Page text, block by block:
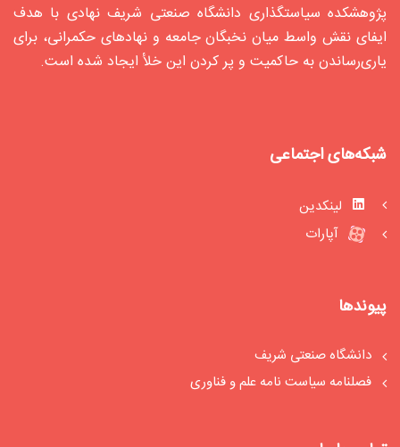
پژوهشکده سیاستگذاری دانشگاه صنعتی شریف نهادی با هدف
ایفای نقش واسط میان نخبگان جامعه و نهادهای حکمرانی، برای
یاری‌رساندن به حاکمیت و پر کردن این خلأ ایجاد شده‌ است.
شبکه‌های اجتماعی
لینکدین
آپارات
پیوندها
دانشگاه صنعتی شریف
فصلنامه سیاست‏ نامه علم و فناوری